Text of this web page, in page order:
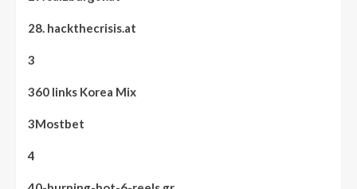
28. hackthecrisis.at
3
360 links Korea Mix
3Mostbet
4